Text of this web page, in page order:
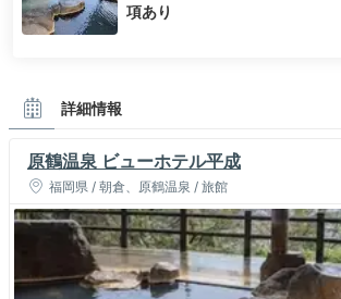
項あり
詳細情報
原鶴温泉 ビューホテル平成
福岡県 / 朝倉、原鶴温泉 / 旅館